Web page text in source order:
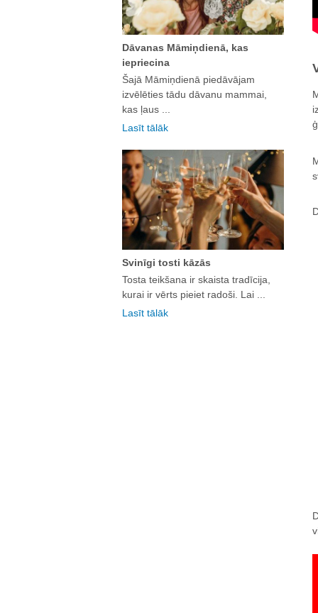
Dāvanas Māmiņdienā, kas
iepriecina
Šajā Māmiņdienā piedāvājam
izvēlēties tādu dāvanu mammai,
kas ļaus ...
Lasīt tālāk
Svinīgi tosti kāzās
Tosta teikšana ir skaista tradīcija,
kurai ir vērts pieiet radoši. Lai ...
Lasīt tālāk